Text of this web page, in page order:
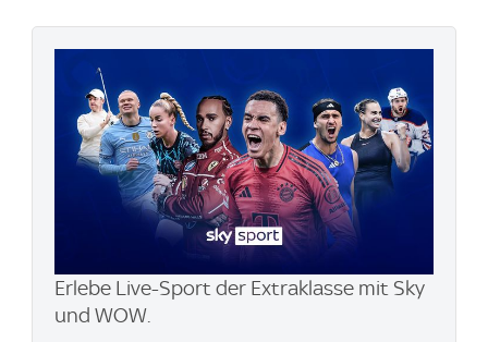
Erlebe Live-Sport der Extraklasse mit Sky
und WOW.